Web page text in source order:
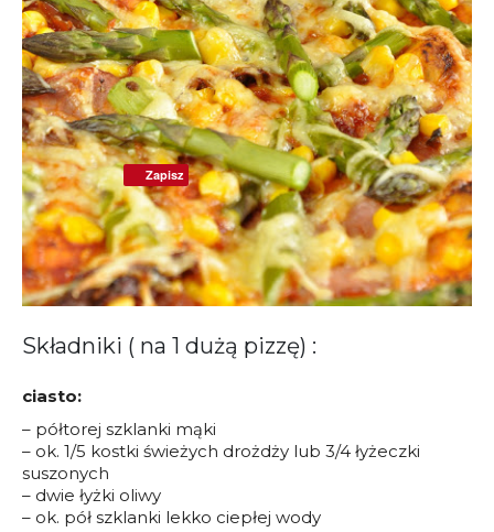
Składniki ( na 1 dużą pizzę) :
ciasto:
– półtorej szklanki mąki
– ok. 1/5 kostki świeżych drożdży lub 3/4 łyżeczki
suszonych
– dwie łyżki oliwy
– ok. pół szklanki lekko ciepłej wody
Zapisz